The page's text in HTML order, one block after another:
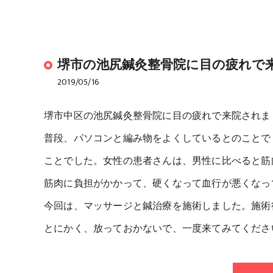
堺市の池尻鍼灸整骨院に目の疲れで
2019/05/16
堺市中区の池尻鍼灸整骨院に目の疲れで来院されま
普段、パソコンと編み物をよくしているとのこと
ことでした。女性の患者さんは、男性に比べると
筋肉に負担がかかって、硬くなって血行が悪くな
今回は、マッサージと鍼治療を施術しました。施術
とにかく、放っておかないで、一度来てみてくださ